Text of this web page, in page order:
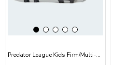
Predator League Kids Firm/Multi-Ground Krampon